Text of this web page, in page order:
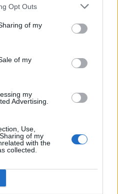
Opt Outs
of my
of my
my
Advertising.
Use,
of my
with the
collected.
-
dai suoi piedi non
eccetto lanci e
Malus